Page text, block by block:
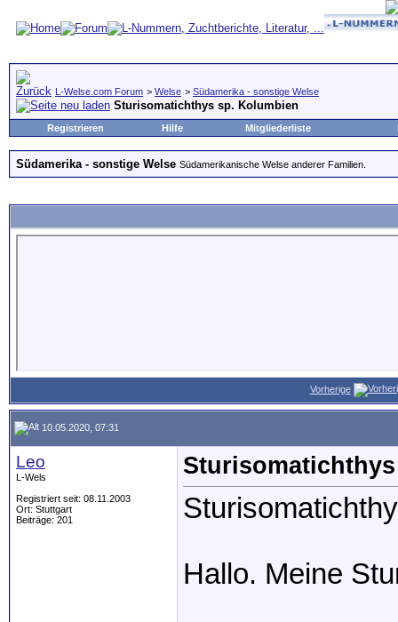
L-Welse.com Forum > Welse > Südamerika - sonstige Welse
Sturisomatichthys sp. Kolumbien
Registrieren Hilfe Mitgliederliste
Südamerika - sonstige Welse Südamerikanische Welse anderer Familien.
Vorherige
10.05.2020, 07:31
Leo
L-Wels
Registriert seit: 08.11.2003
Ort: Stuttgart
Beiträge: 201
Hallo. Meine